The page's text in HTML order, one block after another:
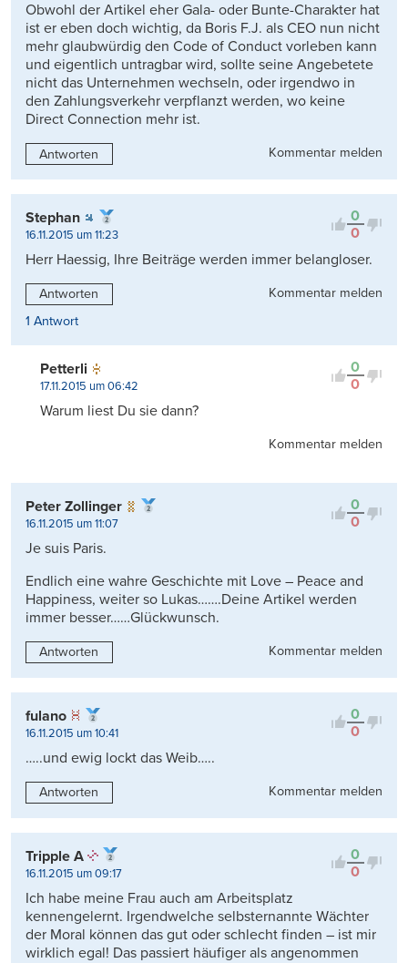
Obwohl der Artikel eher Gala- oder Bunte-Charakter hat
ist er eben doch wichtig, da Boris F.J. als CEO nun nicht
mehr glaubwürdig den Code of Conduct vorleben kann
und eigentlich untragbar wird, sollte seine Angebetete
nicht das Unternehmen wechseln, oder irgendwo in
den Zahlungsverkehr verpflanzt werden, wo keine
Direct Connection mehr ist.
Antworten Kommentar melden
0
0
Stephan
16.11.2015 um 11:23
Herr Haessig, Ihre Beiträge werden immer belangloser.
Antworten
Kommentar melden
1 Antwort
0
0
Petterli
17.11.2015 um 06:42
Warum liest Du sie dann?
Kommentar melden
0
0
Peter Zollinger
16.11.2015 um 11:07
Je suis Paris.
Endlich eine wahre Geschichte mit Love – Peace and
Happiness, weiter so Lukas…….Deine Artikel werden
immer besser……Glückwunsch.
Antworten Kommentar melden
0
0
fulano
16.11.2015 um 10:41
…..und ewig lockt das Weib…..
Antworten Kommentar melden
0
0
Tripple A
16.11.2015 um 09:17
Ich habe meine Frau auch am Arbeitsplatz
kennengelernt. Irgendwelche selbsternannte Wächter
der Moral können das gut oder schlecht finden – ist mir
wirklich egal! Das passiert häufiger als angenommen